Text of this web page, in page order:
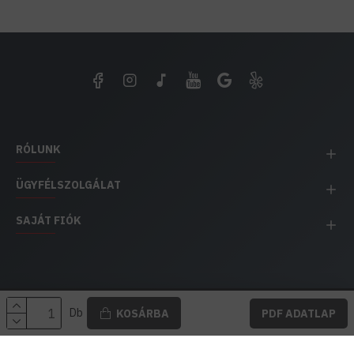
Db KOSÁRBA PDF ADATLAP
RÓLUNK
ÜGYFÉLSZOLGÁLAT
SAJÁT FIÓK
EH IMPEX / Copyright © 1991-2025 Energia Háza